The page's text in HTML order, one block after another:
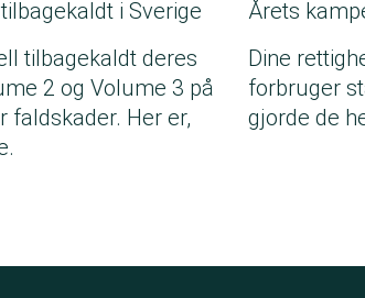
i Sverige
tilbagekaldt deres
2 og Volume 3 på
faldskader. Her er,
Årets
Dine
forbruger
gjorde de